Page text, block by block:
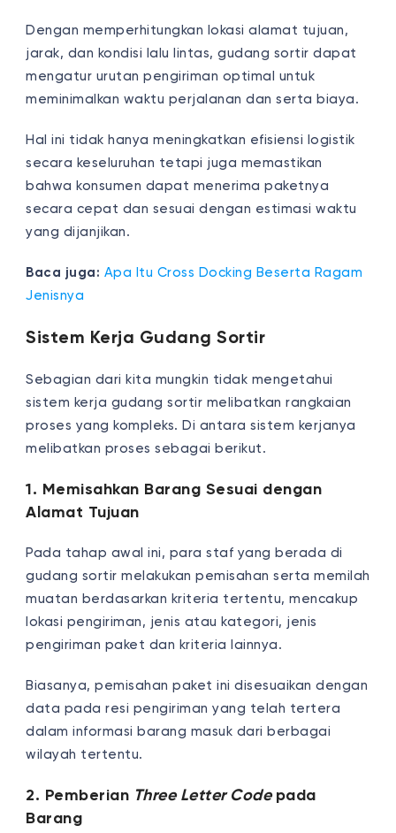
Dengan memperhitungkan lokasi alamat tujuan,
jarak, dan kondisi lalu lintas, gudang sortir dapat
mengatur urutan pengiriman optimal untuk
meminimalkan waktu perjalanan dan serta biaya.
Hal ini tidak hanya meningkatkan efisiensi logistik
secara keseluruhan tetapi juga memastikan
bahwa konsumen dapat menerima paketnya
secara cepat dan sesuai dengan estimasi waktu
yang dijanjikan.
Baca juga: Apa Itu Cross Docking Beserta Ragam
Jenisnya
Sistem Kerja Gudang Sortir
Sebagian dari kita mungkin tidak mengetahui
sistem kerja gudang sortir melibatkan rangkaian
proses yang kompleks. Di antara sistem kerjanya
melibatkan proses sebagai berikut.
1. Memisahkan Barang Sesuai dengan
Alamat Tujuan
Pada tahap awal ini, para staf yang berada di
gudang sortir melakukan pemisahan serta memilah
muatan berdasarkan kriteria tertentu, mencakup
lokasi pengiriman, jenis atau kategori, jenis
pengiriman paket dan kriteria lainnya.
Biasanya, pemisahan paket ini disesuaikan dengan
data pada resi pengiriman yang telah tertera
dalam informasi barang masuk dari berbagai
wilayah tertentu.
2. Pemberian Three Letter Code pada
Barang